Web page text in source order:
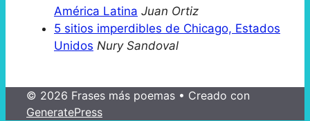
América Latina Juan Ortiz
5 sitios imperdibles de Chicago, Estados
Unidos Nury Sandoval
© 2026 Frases más poemas • Creado con
GeneratePress